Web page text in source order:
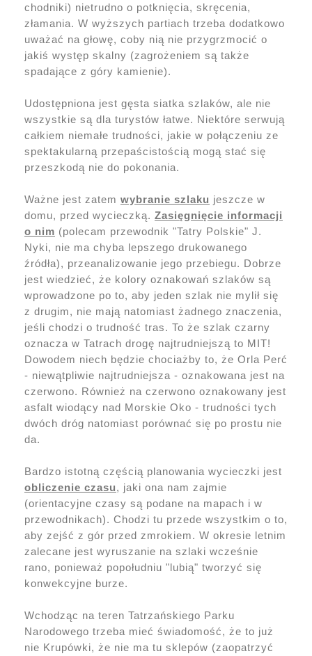
chodniki) nietrudno o potknięcia, skręcenia,
złamania. W wyższych partiach trzeba dodatkowo
uważać na głowę, coby nią nie przygrzmocić o
jakiś występ skalny (zagrożeniem są także
spadające z góry kamienie).
Udostępniona jest gęsta siatka szlaków, ale nie
wszystkie są dla turystów łatwe. Niektóre serwują
całkiem niemałe trudności, jakie w połączeniu ze
spektakularną przepaścistością mogą stać się
przeszkodą nie do pokonania.
Ważne jest zatem wybranie szlaku jeszcze w
domu, przed wycieczką. Zasięgnięcie informacji
o nim (polecam przewodnik "Tatry Polskie" J.
Nyki, nie ma chyba lepszego drukowanego
źródła), przeanalizowanie jego przebiegu. Dobrze
jest wiedzieć, że kolory oznakowań szlaków są
wprowadzone po to, aby jeden szlak nie mylił się
z drugim, nie mają natomiast żadnego znaczenia,
jeśli chodzi o trudność tras. To że szlak czarny
oznacza w Tatrach drogę najtrudniejszą to MIT!
Dowodem niech będzie chociażby to, że Orla Perć
- niewątpliwie najtrudniejsza - oznakowana jest na
czerwono. Również na czerwono oznakowany jest
asfalt wiodący nad Morskie Oko - trudności tych
dwóch dróg natomiast porównać się po prostu nie
da.
Bardzo istotną częścią planowania wycieczki jest
obliczenie czasu, jaki ona nam zajmie
(orientacyjne czasy są podane na mapach i w
przewodnikach). Chodzi tu przede wszystkim o to,
aby zejść z gór przed zmrokiem. W okresie letnim
zalecane jest wyruszanie na szlaki wcześnie
rano, ponieważ popołudniu "lubią" tworzyć się
konwekcyjne burze.
Wchodząc na teren Tatrzańskiego Parku
Narodowego trzeba mieć świadomość, że to już
nie Krupówki, że nie ma tu sklepów (zaopatrzyć